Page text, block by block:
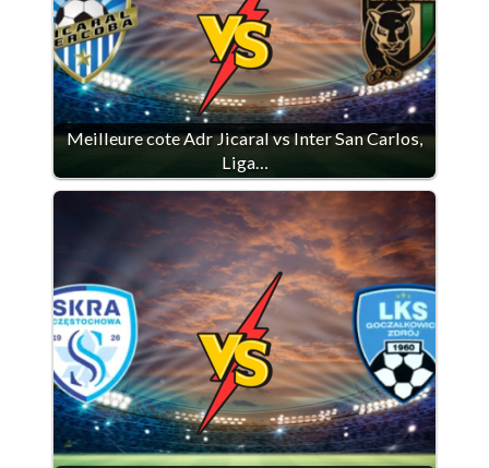
Meilleure cote Adr Jicaral vs Inter San Carlos,
Liga…